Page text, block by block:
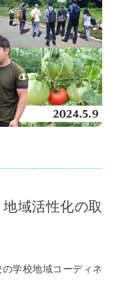
域活性化の取
学校地域コーディネ